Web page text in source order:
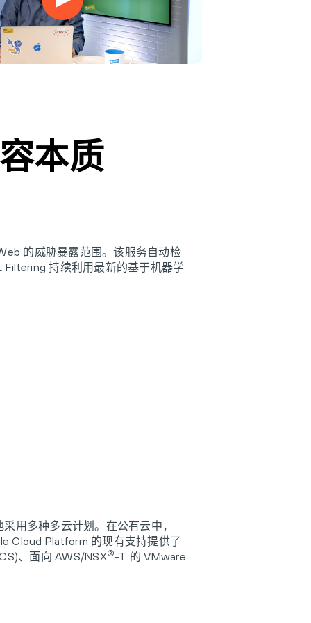
本质
的威胁暴露范围。该服务自动检
Filtering 持续利用最新的基于机器学
用多种多云计划。在公有云中，
Cloud Platform 的现有支持提供了
、面向 AWS/NSX®-T 的 VMware